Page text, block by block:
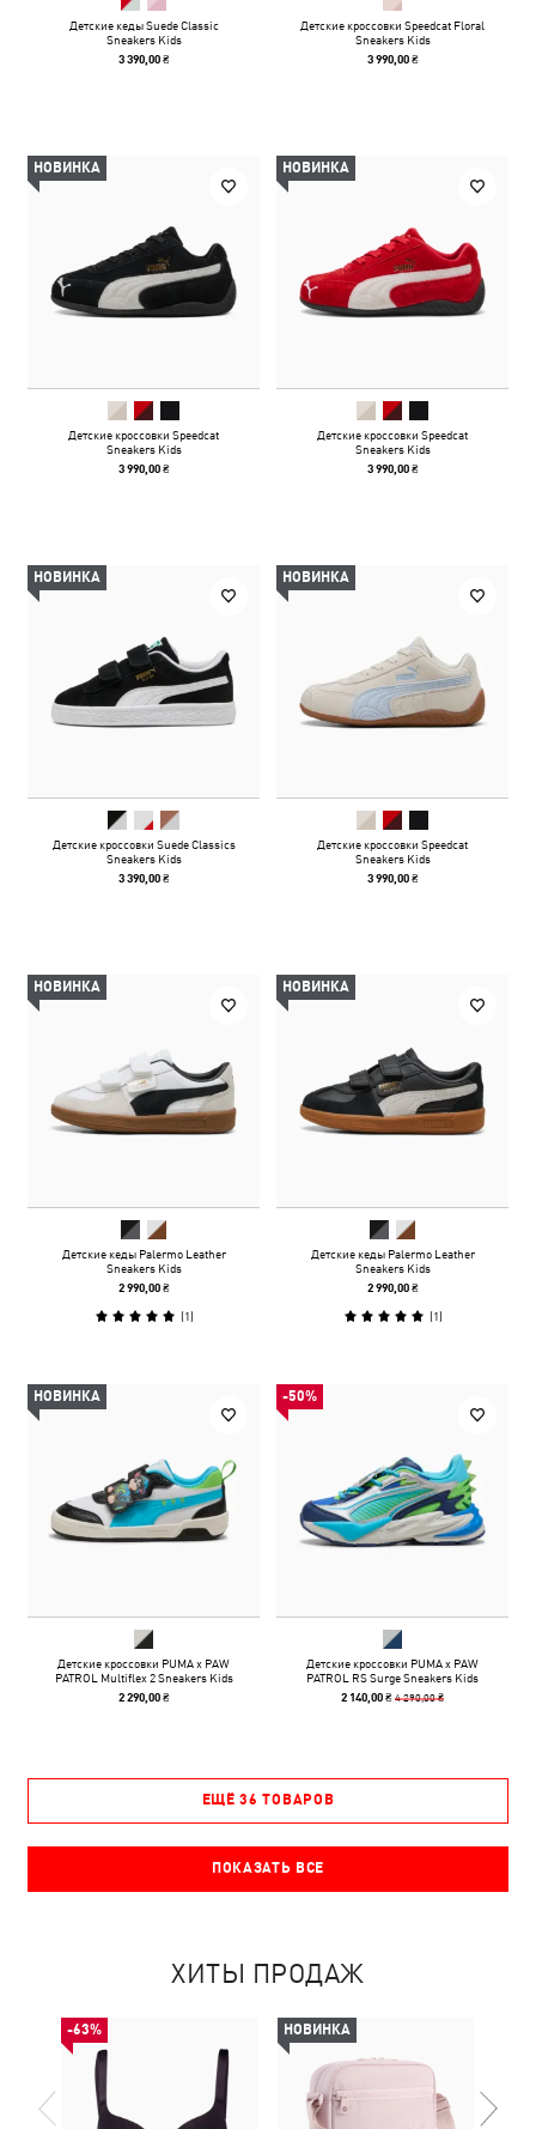
Детские кеды Suede Classic
Sneakers Kids
3 390,00 ₴
Детские кроссовки Speedcat Floral
Sneakers Kids
3 990,00 ₴
НОВИНКА
Детские кроссовки Speedcat
Sneakers Kids
3 990,00 ₴
НОВИНКА
Детские кроссовки Speedcat
Sneakers Kids
3 990,00 ₴
НОВИНКА
Детские кроссовки Suede Classics
Sneakers Kids
3 390,00 ₴
НОВИНКА
Детские кроссовки Speedcat
Sneakers Kids
3 990,00 ₴
НОВИНКА
Детские кеды Palermo Leather
Sneakers Kids
2 990,00 ₴
(1)
НОВИНКА
Детские кеды Palermo Leather
Sneakers Kids
2 990,00 ₴
(1)
НОВИНКА
Детские кроссовки PUMA x PAW
PATROL Multiflex 2 Sneakers Kids
2 290,00 ₴
-50%
Детские кроссовки PUMA x PAW
PATROL RS Surge Sneakers Kids
2 140,00 ₴4 290,00 ₴
ЕЩЁ 36 ТОВАРОВ
ПОКАЗАТЬ ВСЕ
ХИТЫ ПРОДАЖ
-63% НОВИНКА